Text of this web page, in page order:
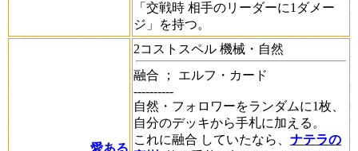
「 交戦時 相手のリーダーに1ダメー
ジ」を持つ。
愛ある
2コストスペル 機械・自然
融合 ； エルフ・カード
----------
自然・フォロワーをランダムに1枚、
自分のデッキから手札に加える。
これに融合 していたなら、 ナテラの